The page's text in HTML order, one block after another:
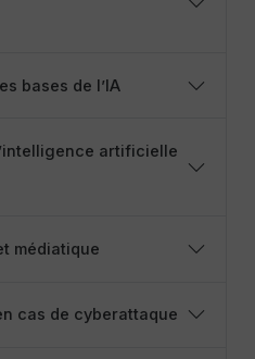
bases de l’IA
artificielle
médiatique
cas de cyberattaque